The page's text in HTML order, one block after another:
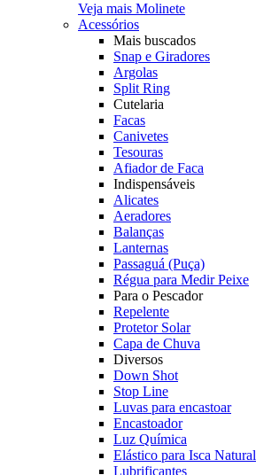
Veja mais Molinete
Acessórios
Mais buscados
Snap e Giradores
Argolas
Split Ring
Cutelaria
Facas
Canivetes
Tesouras
Afiador de Faca
Indispensáveis
Alicates
Aeradores
Balanças
Lanternas
Passaguá (Puça)
Régua para Medir Peixe
Para o Pescador
Repelente
Protetor Solar
Capa de Chuva
Diversos
Down Shot
Stop Line
Luvas para encastoar
Encastoador
Luz Química
Elástico para Isca Natural
Lubrificantes